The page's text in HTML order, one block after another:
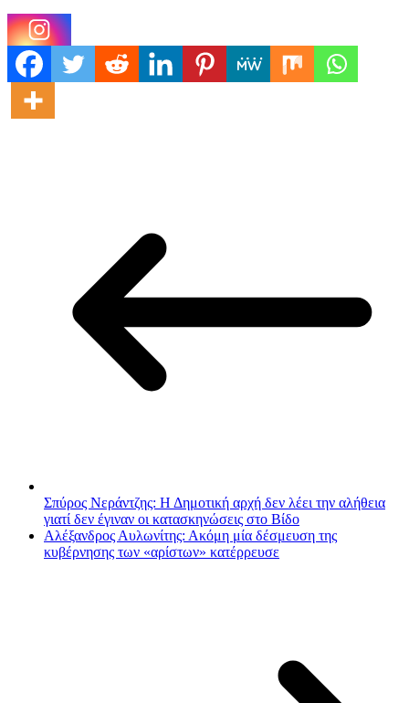
Σπύρος Νεράντζης: Η Δημοτική αρχή δεν λέει την αλήθεια
γιατί δεν έγιναν οι κατασκηνώσεις στο Βίδο
Αλέξανδρος Αυλωνίτης: Ακόμη μία δέσμευση της
κυβέρνησης των «αρίστων» κατέρρευσε